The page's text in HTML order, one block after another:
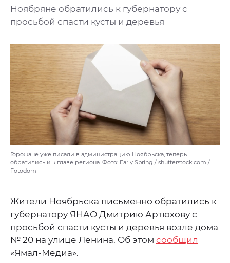
Ноябряне обратились к губернатору с
просьбой спасти кусты и деревья
Горожане уже писали в администрацию Ноябрьска, теперь
обратились и к главе региона. Фото: Early Spring / shutterstock.com /
Fotodom
Жители Ноябрьска письменно обратились к
губернатору ЯНАО Дмитрию Артюхову с
просьбой спасти кусты и деревья возле дома
№ 20 на улице Ленина. Об этом сообщил
«Ямал-Медиа».